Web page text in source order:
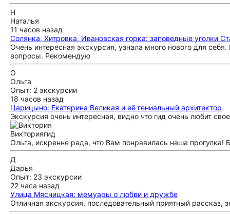
Н
Наталья
11 часов назад
Солянка, Хитровка, Ивановская горка: заповедные уголки
Очень интересная экскурсия, узнала много нового для
вопросы. Рекомендую
О
Ольга
Опыт: 2 экскурсии
18 часов назад
Царицыно: Екатерина Великая и её гениальный архитектор
Экскурсия очень интересная, видно что гид очень любит
Викториягид
Ольга, искренне рада, что Вам понравилась наша прогулка!
Д
Дарья
Опыт: 23 экскурсии
22 часа назад
Улица Мясницкая: мемуары о любви и дружбе
Отличная экскурсия, последовательный приятный